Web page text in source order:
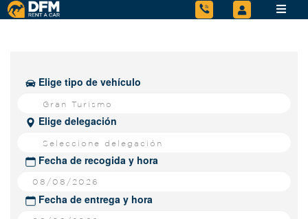
Elige tipo de vehículo
Gran Turismo
Elige delegación
Seleccione delegación
Fecha de recogida y hora
Fecha de entrega y hora